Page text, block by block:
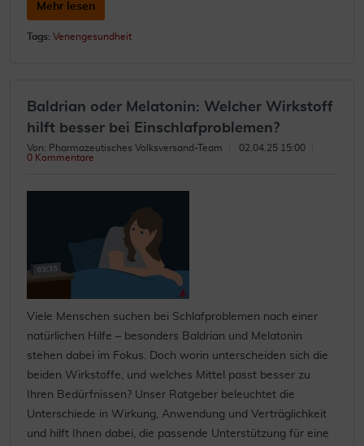
Mehr lesen
Tags: Venengesundheit
Baldrian oder Melatonin: Welcher Wirkstoff
hilft besser bei Einschlafproblemen?
Von: Pharmazeutisches Volksversand-Team
02.04.25 15:00
0 Kommentare
Viele Menschen suchen bei Schlafproblemen nach einer
natürlichen Hilfe – besonders Baldrian und Melatonin
stehen dabei im Fokus. Doch worin unterscheiden sich die
beiden Wirkstoffe, und welches Mittel passt besser zu
Ihren Bedürfnissen? Unser Ratgeber beleuchtet die
Unterschiede in Wirkung, Anwendung und Verträglichkeit
und hilft Ihnen dabei, die passende Unterstützung für eine